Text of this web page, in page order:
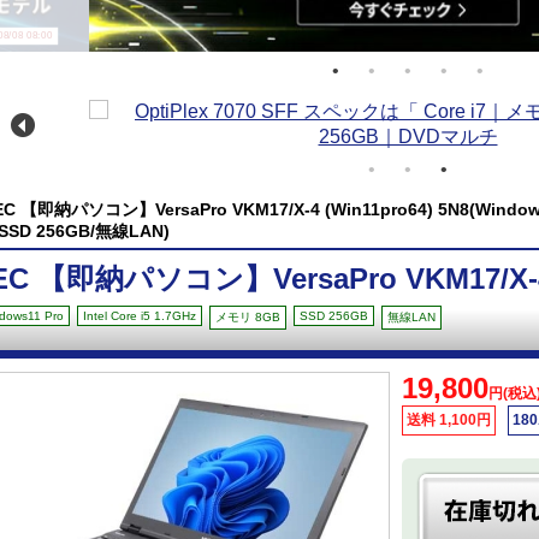
08 08:00
【即納パソコン】VersaPro VKM17/X-4 (Win11pro64)
256GB/無線LAN)
【即納パソコン】VersaPro VKM17/
Pro Intel Core i5 1.7GHz メモリ 8GB SSD 256GB 無線LAN
19,800円(税
送料 1,100円